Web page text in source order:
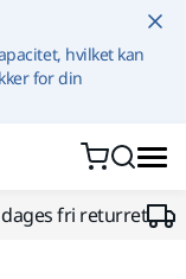
hvilket kan
for din
fri returret